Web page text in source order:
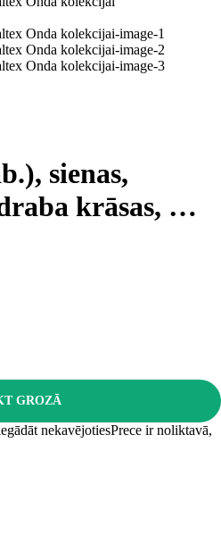
sienas,
krāsas, …
GROZĀ
nekavējotiesPrece ir noliktavā,